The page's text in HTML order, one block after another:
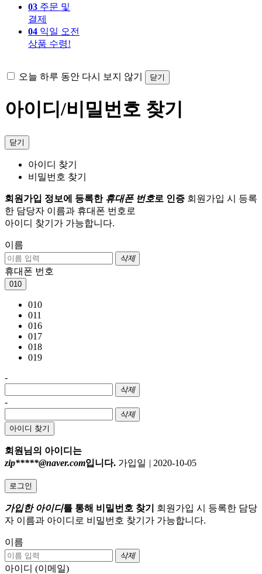
03 주문 및
결제
04 익일 오전
상품 수령!
오늘 하루 동안 다시 보지 않기 닫기
아이디/비밀번호 찾기
닫기
아이디 찾기
비밀번호 찾기
회원가입 정보에 등록한 휴대폰 번호로 인증 회원가입 시 등록
한 담당자 이름과 휴대폰 번호로
아이디 찾기가 가능합니다.
이름
삭제
휴대폰 번호
010
010
011
016
017
018
019
-
삭제
-
삭제
아이디 찾기
회원님의 아이디는
zip*****@naver.com입니다. 가입일 | 2020-10-05
로그인
가입한 아이디를 통해 비밀번호 찾기
회원가입 시 등록한 담당
자 이름과 아이디로 비밀번호 찾기가 가능합니다.
이름
삭제
아이디 (이메일)